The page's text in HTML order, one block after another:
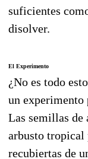
suficientes
disolver.
El Experimento
¿No es todo
un experimento
Las semillas de
arbusto tropical
recubiertas de